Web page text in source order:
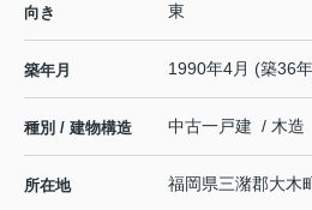
向き 東
築年月 1990年4月 (築36
種別 / 建物構造 中古一戸建 / 木造
所在地 福岡県三潴郡大木